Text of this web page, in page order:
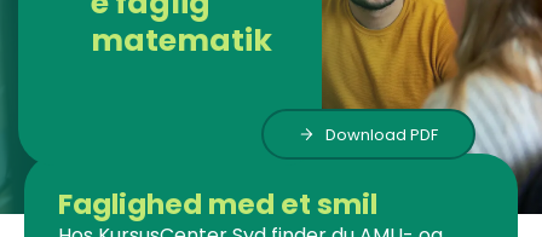
Faglighed med et smil
matematik
Download PDF